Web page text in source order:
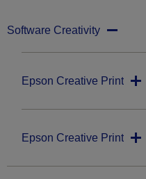
Software Creativity
Epson Creative Print
Epson Creative Print